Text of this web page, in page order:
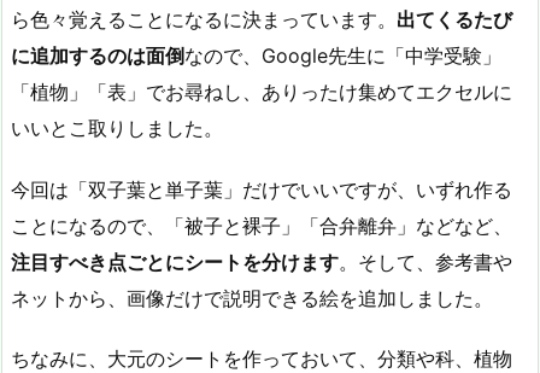
ら色々覚えることになるに決まっています。 出てくるたび
に追加するのは面倒なので、Google先生に「中学受験」
「植物」「表」でお尋ねし、ありったけ集めてエクセルに
いいとこ取りしました。
今回は「双子葉と単子葉」だけでいいですが、いずれ作る
ことになるので、「被子と裸子」「合弁離弁」などなど、
注目すべき点ごとにシートを分けます。そして、参考書や
ネットから、画像だけで説明できる絵を追加しました。
ちなみに、大元のシートを作っておいて、分類や科、植物